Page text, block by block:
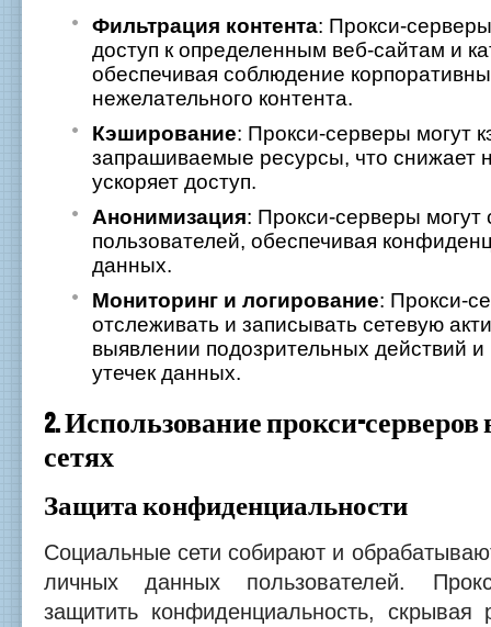
Фильтрация контента: Прокси-
доступ к определенным веб-сайтам и
обеспечивая соблюдение
нежелательного контента.
Кэширование: Прокси-серверы могут
запрашиваемые ресурсы, что снижает
ускоряет доступ.
Анонимизация: Прокси-серверы могут
пользователей, обеспечивая
данных.
Мониторинг и логирование: Прокси-
отслеживать и записывать сетевую
выявлении подозрительных действий
утечек данных.
2. Использование прокси-
сетях
Защита конфиденциальности
Социальные сети собирают и
личных данных пользователей.
защитить конфиденциальность,